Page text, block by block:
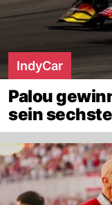
IndyCar
Palou
sein